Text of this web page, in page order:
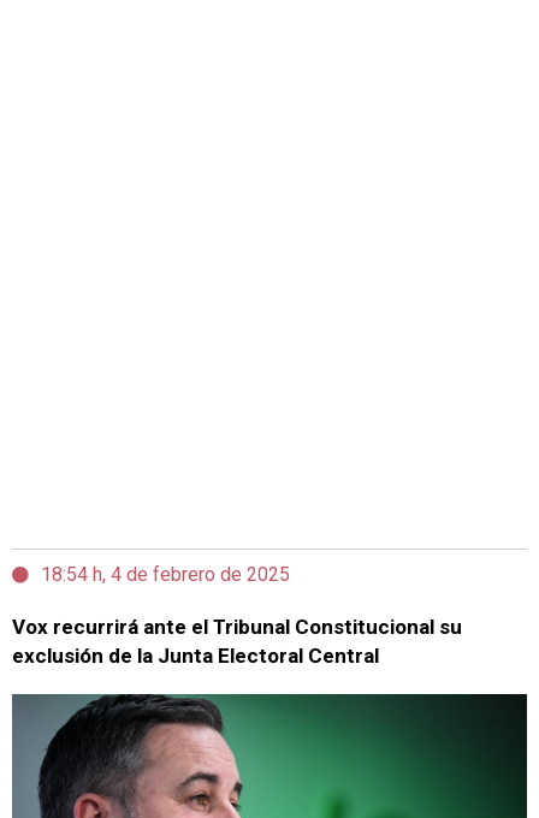
18:54 h, 4 de febrero de 2025
Vox recurrirá ante el Tribunal Constitucional su
exclusión de la Junta Electoral Central